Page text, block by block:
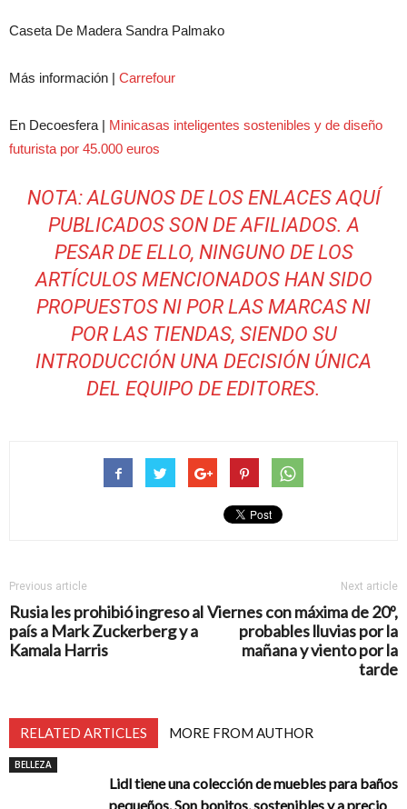
Caseta De Madera Sandra Palmako
Más información | Carrefour
En Decoesfera | Minicasas inteligentes sostenibles y de diseño
futurista por 45.000 euros
NOTA: ALGUNOS DE LOS ENLACES AQUÍ
PUBLICADOS SON DE AFILIADOS. A
PESAR DE ELLO, NINGUNO DE LOS
ARTÍCULOS MENCIONADOS HAN SIDO
PROPUESTOS NI POR LAS MARCAS NI
POR LAS TIENDAS, SIENDO SU
INTRODUCCIÓN UNA DECISIÓN ÚNICA
DEL EQUIPO DE EDITORES.
Previous article
Rusia les prohibió ingreso al
país a Mark Zuckerberg y a
Kamala Harris
Next article
Viernes con máxima de 20º,
probables lluvias por la
mañana y viento por la
tarde
RELATED ARTICLES MORE FROM AUTHOR
BELLEZA
Lidl tiene una colección de muebles para baños
pequeños. Son bonitos, sostenibles y a precio